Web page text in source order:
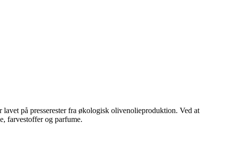
på presserester fra økologisk olivenolieproduktion. Ved at
farvestoffer og parfume.